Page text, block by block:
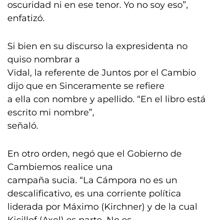
oscuridad ni en ese tenor. Yo no soy eso”,
enfatizó.
Si bien en su discurso la expresidenta no
quiso nombrar a
Vidal, la referente de Juntos por el Cambio
dijo que en Sinceramente se refiere
a ella con nombre y apellido. “En el libro está
escrito mi nombre”,
señaló.
En otro orden, negó que el Gobierno de
Cambiemos realice una
campaña sucia. “La Cámpora no es un
descalificativo, es una corriente política
liderada por Máximo (Kirchner) y de la cual